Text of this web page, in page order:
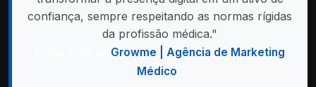
confiança, sempre respeitando as normas rígidas
da profissão médica."
Growme | Agência de Marketing
Médico